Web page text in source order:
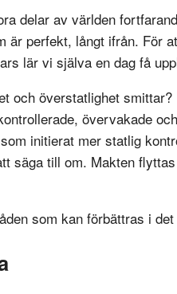
delar av världen
perfekt, långt ifrån. För
lär vi själva en dag få
och överstatlighet
övervakade
initierat mer statlig
säga till om. Makten
som kan förbättras i